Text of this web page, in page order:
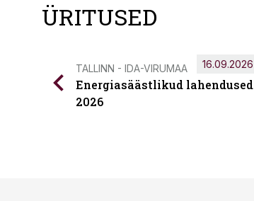
ÜRITUSED
TALLINN - IDA-VIRUMAA
Energiasäästlikud lahendused
2026
16.09.2026